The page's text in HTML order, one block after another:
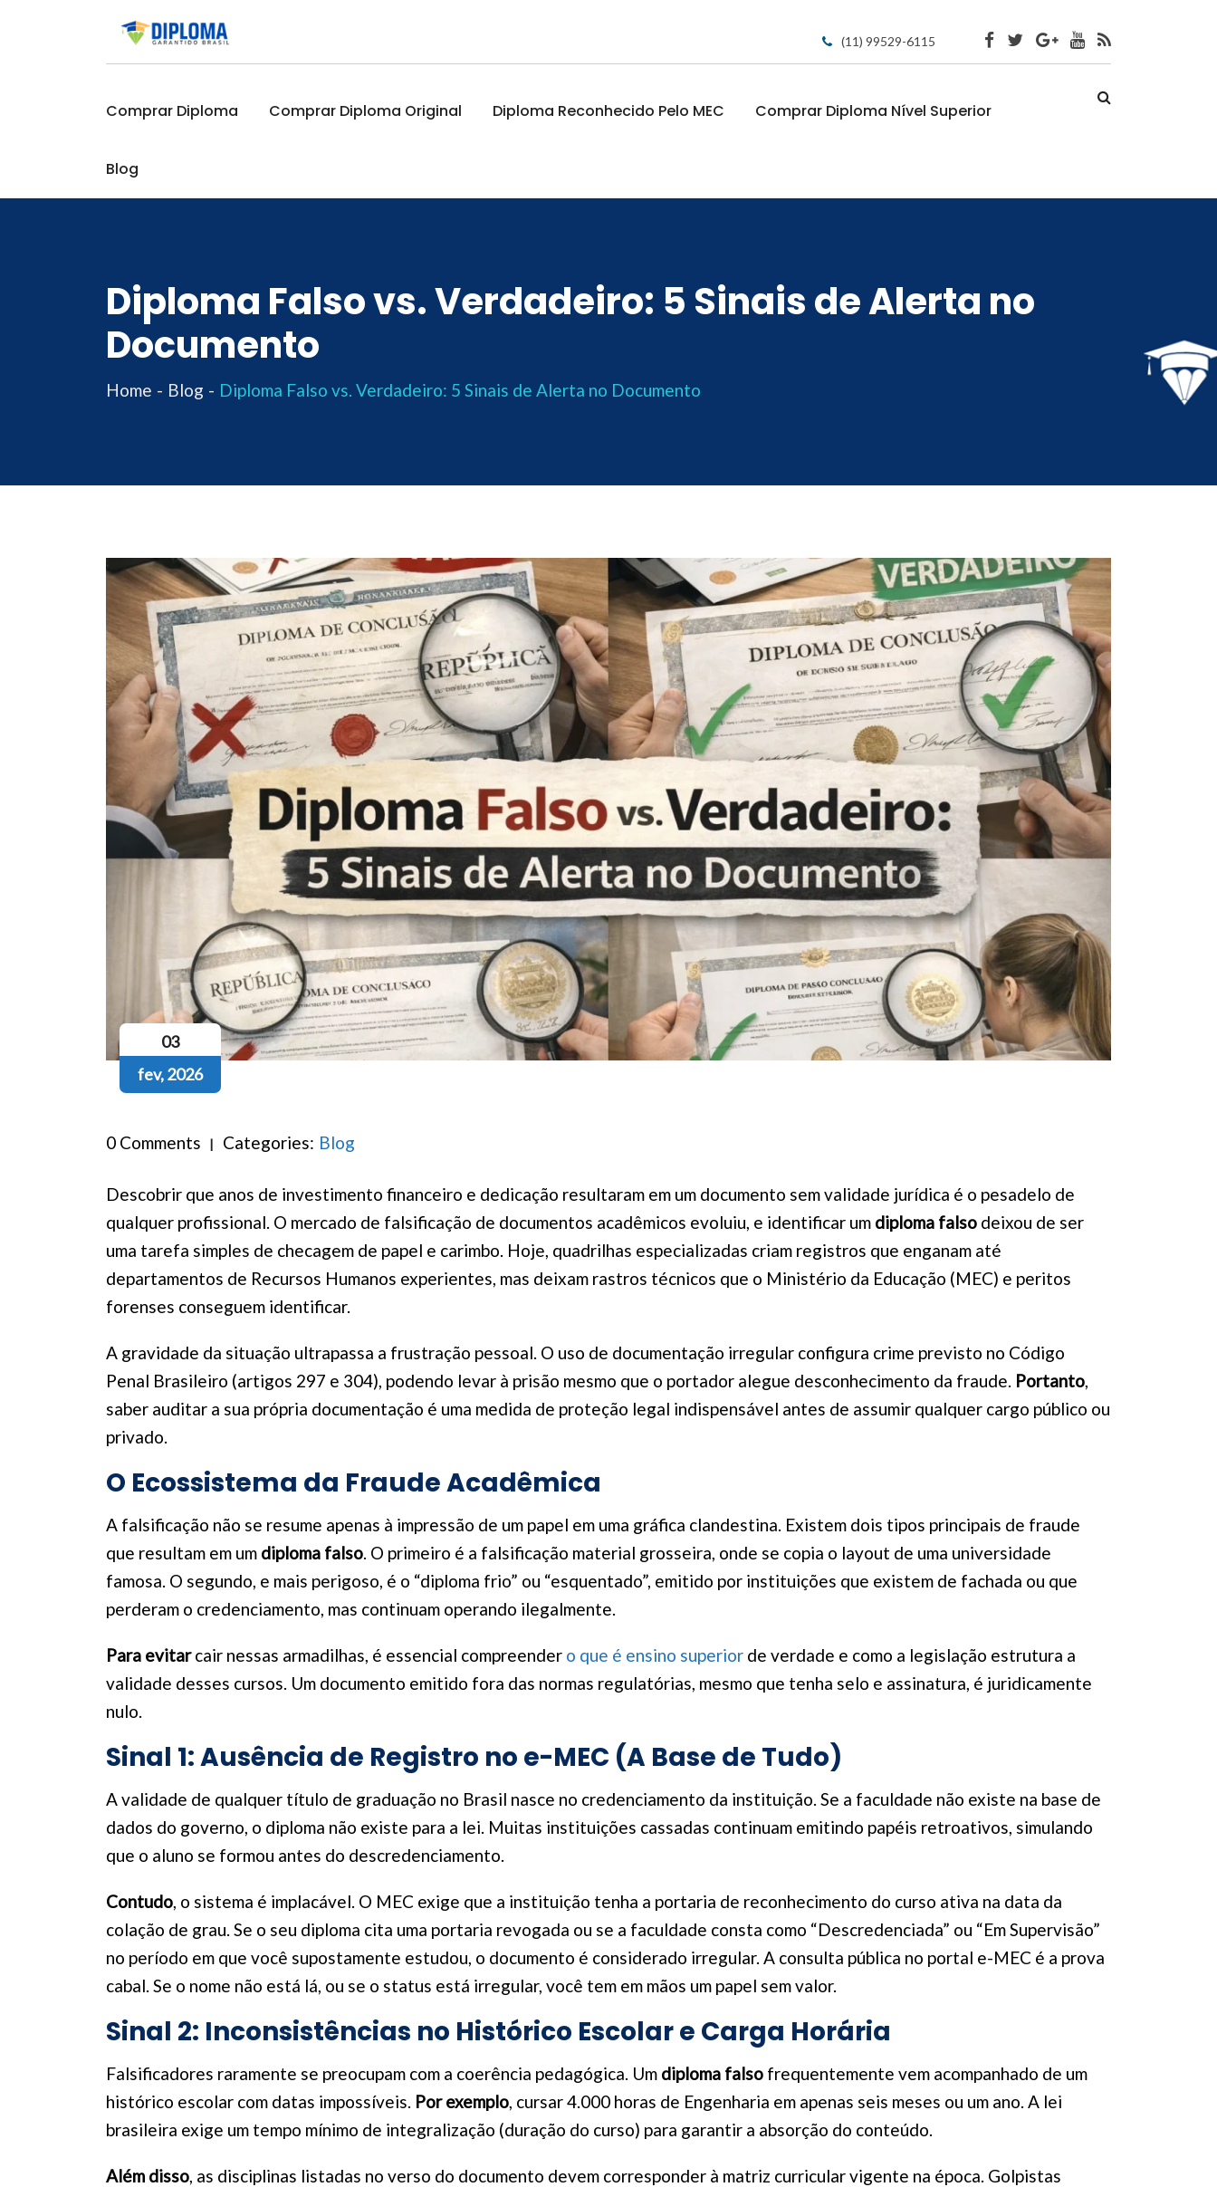
(11) 99529-6115
Comprar Diploma Comprar Diploma Original Diploma Reconhecido Pelo MEC Comprar Diploma Nível Superior
Blog
Diploma Falso vs. Verdadeiro: 5 Sinais de Alerta no
Documento
Home Blog Diploma Falso vs. Verdadeiro: 5 Sinais de Alerta no Documento
03
fev, 2026
0 Comments Categories: Blog
Descobrir que anos de investimento financeiro e dedicação resultaram em um documento sem validade jurídica é o pesadelo de
qualquer profissional. O mercado de falsificação de documentos acadêmicos evoluiu, e identificar um diploma falso deixou de ser
uma tarefa simples de checagem de papel e carimbo. Hoje, quadrilhas especializadas criam registros que enganam até
departamentos de Recursos Humanos experientes, mas deixam rastros técnicos que o Ministério da Educação (MEC) e peritos
forenses conseguem identificar.
A gravidade da situação ultrapassa a frustração pessoal. O uso de documentação irregular configura crime previsto no Código
Penal Brasileiro (artigos 297 e 304), podendo levar à prisão mesmo que o portador alegue desconhecimento da fraude. Portanto,
saber auditar a sua própria documentação é uma medida de proteção legal indispensável antes de assumir qualquer cargo público ou
privado.
O Ecossistema da Fraude Acadêmica
A falsificação não se resume apenas à impressão de um papel em uma gráfica clandestina. Existem dois tipos principais de fraude
que resultam em um diploma falso. O primeiro é a falsificação material grosseira, onde se copia o layout de uma universidade
famosa. O segundo, e mais perigoso, é o “diploma frio” ou “esquentado”, emitido por instituições que existem de fachada ou que
perderam o credenciamento, mas continuam operando ilegalmente.
Para evitarcair nessas armadilhas, é essencial compreender o que é ensino superior de verdade e como a legislação estrutura a
validade desses cursos. Um documento emitido fora das normas regulatórias, mesmo que tenha selo e assinatura, é juridicamente
nulo.
Sinal 1: Ausência de Registro no e-MEC (A Base de Tudo)
A validade de qualquer título de graduação no Brasil nasce no credenciamento da instituição. Se a faculdade não existe na base de
dados do governo, o diploma não existe para a lei. Muitas instituições cassadas continuam emitindo papéis retroativos, simulando
que o aluno se formou antes do descredenciamento.
Contudo, o sistema é implacável. O MEC exige que a instituição tenha a portaria de reconhecimento do curso ativa na data da
colação de grau. Se o seu diploma cita uma portaria revogada ou se a faculdade consta como “Descredenciada” ou “Em Supervisão”
no período em que você supostamente estudou, o documento é considerado irregular. A consulta pública no portal e-MEC é a prova
cabal. Se o nome não está lá, ou se o status está irregular, você tem em mãos um papel sem valor.
Sinal 2: Inconsistências no Histórico Escolar e Carga Horária
Falsificadores raramente se preocupam com a coerência pedagógica. Um diploma falso frequentemente vem acompanhado de um
histórico escolar com datas impossíveis. Por exemplo, cursar 4.000 horas de Engenharia em apenas seis meses ou um ano. A lei
brasileira exige um tempo mínimo de integralização (duração do curso) para garantir a absorção do conteúdo.
Além disso, as disciplinas listadas no verso do documento devem corresponder à matriz curricular vigente na época. Golpistas